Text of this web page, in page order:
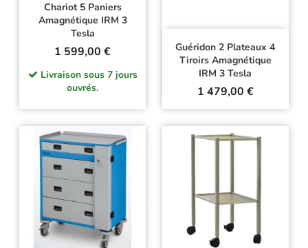
Chariot 5 Paniers
Amagnétique IRM 3
Tesla
Prix
1 599,00 €
Livraison sous 7 jours
ouvrés.
Guéridon 2 Plateaux 4
Tiroirs Amagnétique
IRM 3 Tesla
Prix
1 479,00 €